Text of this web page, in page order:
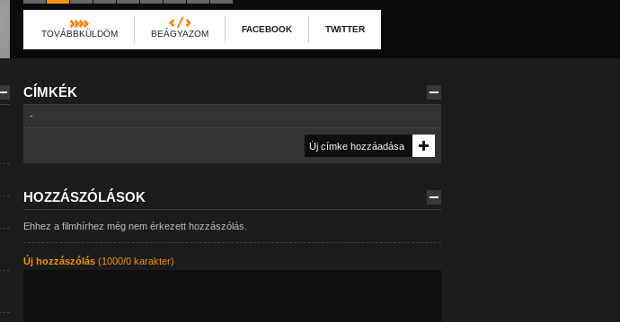
TOVÁBBKÜLDÖM BEÁGYAZOM FACEBOOK TWITTER
CÍMKÉK
-
HOZZÁSZÓLÁSOK
Ehhez a filmhírhez még nem érkezett hozzászólás.
Új hozzászólás(1000/0 karakter)